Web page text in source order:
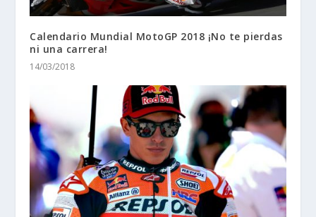
Calendario Mundial MotoGP 2018 ¡No te pierdas
ni una carrera!
14/03/2018